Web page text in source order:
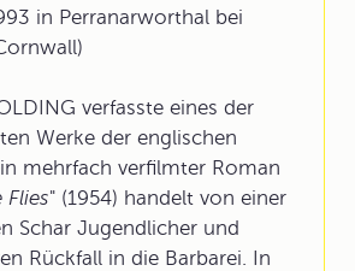
in Perranarworthal bei
verfasste eines der
Werke der englischen
mehrfach verfilmter Roman
" (1954) handelt von einer
Schar Jugendlicher und
Rückfall in die Barbarei. In